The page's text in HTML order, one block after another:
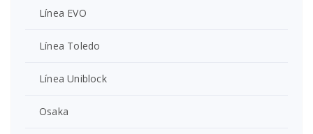
Línea EVO
Línea Toledo
Línea Uniblock
Osaka